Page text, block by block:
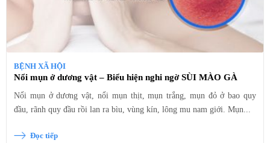
BỆNH XÃ HỘI
Nổi mụn ở dương vật – Biểu hiện nghi ngờ SÙI MÀO GÀ
Nổi mụn ở dương vật, nổi mụn thịt, mụn trắng, mụn đỏ ở bao quy
đầu, rãnh quy đầu rồi lan ra bìu, vùng kín, lông mu nam giới. Mụn...
Đọc tiếp